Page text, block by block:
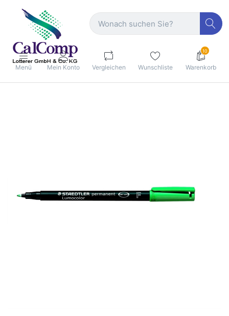
Menü Mein Konto Vergleichen Wunschliste
10
Warenkorb